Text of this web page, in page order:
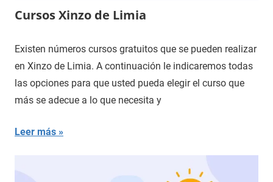
Cursos Xinzo de Limia
Existen números cursos gratuitos que se pueden realizar
en Xinzo de Limia. A continuación le indicaremos todas
las opciones para que usted pueda elegir el curso que
más se adecue a lo que necesita y
Leer más